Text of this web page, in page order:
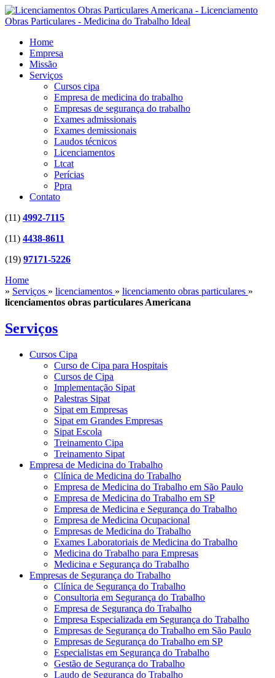
Home
Empresa
Missão
Serviços
Cursos cipa
Empresa de medicina do trabalho
Empresas de segurança do trabalho
Exames admissionais
Exames demissionais
Laudos técnicos
Licenciamentos
Ltcat
Perícias
Ppra
Contato
(11) 4992-7115
(11) 4438-8611
(19) 97171-5226
Home
» Serviços » licenciamentos » licenciamento obras particulares »
licenciamentos obras particulares Americana
Serviços
Cursos Cipa
Curso de Cipa para Hospitais
Cursos de Cipa
Implementação Sipat
Palestras Sipat
Sipat em Empresas
Sipat em Grandes Empresas
Sipat Escola
Treinamento Cipa
Treinamento Sipat
Empresa de Medicina do Trabalho
Clínica de Medicina do Trabalho
Empresa de Medicina do Trabalho em São Paulo
Empresa de Medicina do Trabalho em SP
Empresa de Medicina e Segurança do Trabalho
Empresa de Medicina Ocupacional
Empresas de Medicina do Trabalho
Exames Laboratoriais de Medicina do Trabalho
Medicina do Trabalho para Empresas
Medicina e Segurança do Trabalho
Empresas de Segurança do Trabalho
Clínica de Segurança do Trabalho
Consultoria em Segurança do Trabalho
Empresa de Segurança do Trabalho
Empresa Especializada em Segurança do Trabalho
Empresas de Segurança do Trabalho em São Paulo
Empresas de Segurança do Trabalho em SP
Especialistas em Segurança do Trabalho
Gestão de Segurança do Trabalho
Laudo de Segurança do Trabalho